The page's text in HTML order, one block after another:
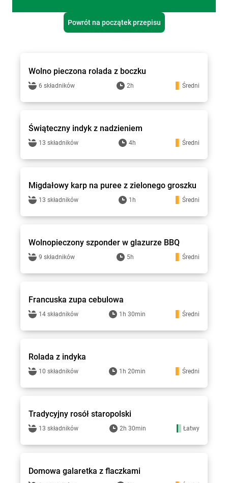
Powrót na początek przepisu
Wolno pieczona rolada z boczku
6 składników 2h Średni
Stokrotka - przepisy
Świąteczny indyk z nadzieniem
13 składników 4h Średni
Stokrotka - przepisy
Migdałowy karp na puree z zielonego groszku
13 składników 1h Średni
Stokrotka - przepisy
Wolnopieczony szponder w glazurze BBQ
9 składników 5h Średni
Stokrotka - przepisy
Francuska zupa cebulowa
14 składników 1h 30min Średni
Stokrotka - przepisy
Rolada z indyka
10 składników 1h 20min Średni
Stokrotka - przepisy
Tradycyjny rosół staropolski
13 składników 2h 30min Łatwy
Stokrotka - przepisy
Domowa galaretka z flaczkami